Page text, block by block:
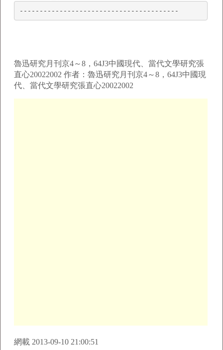
----------------------------------------
魯迅研究月刊京4～8，64J3中國現代、當代文學研究張
直心20022002 作者：魯迅研究月刊京4～8，64J3中國現
代、當代文學研究張直心20022002
網載 2013-09-10 21:00:51